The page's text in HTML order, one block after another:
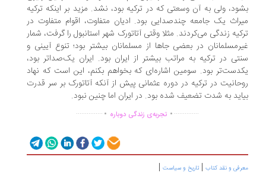
ولی به آن وسعتی که در ترکیه بود، نشد. مزید بر اینکه ترکیه
یک جامعه چندصدایی بود. ادیان متفاوت، اقوام متفاوت در
زندگی می‌کردند. مثلا وقتی آتاتورک شهر استانبول را گرفت، شمار
در بعضی جاها از مسلمانان بیشتر بود؛ تنوع آیینی و
در ترکیه به ‌مراتب بیشتر از ایران بود. ایران یک‌صداتر بود،
بود. سومین اشاره‌ای که بخواهم بکنم، این است که نهاد
در ترکیه در دوره عثمانی پیش از آنکه آتاتورک بر سر قدرت
به ‌شدت تضعیف شده بود. در ایران اما چنین نبود.
................تجربه‌ی زندگی دوباره ...............
و نقد کتاب|تاریخ و سیاست |